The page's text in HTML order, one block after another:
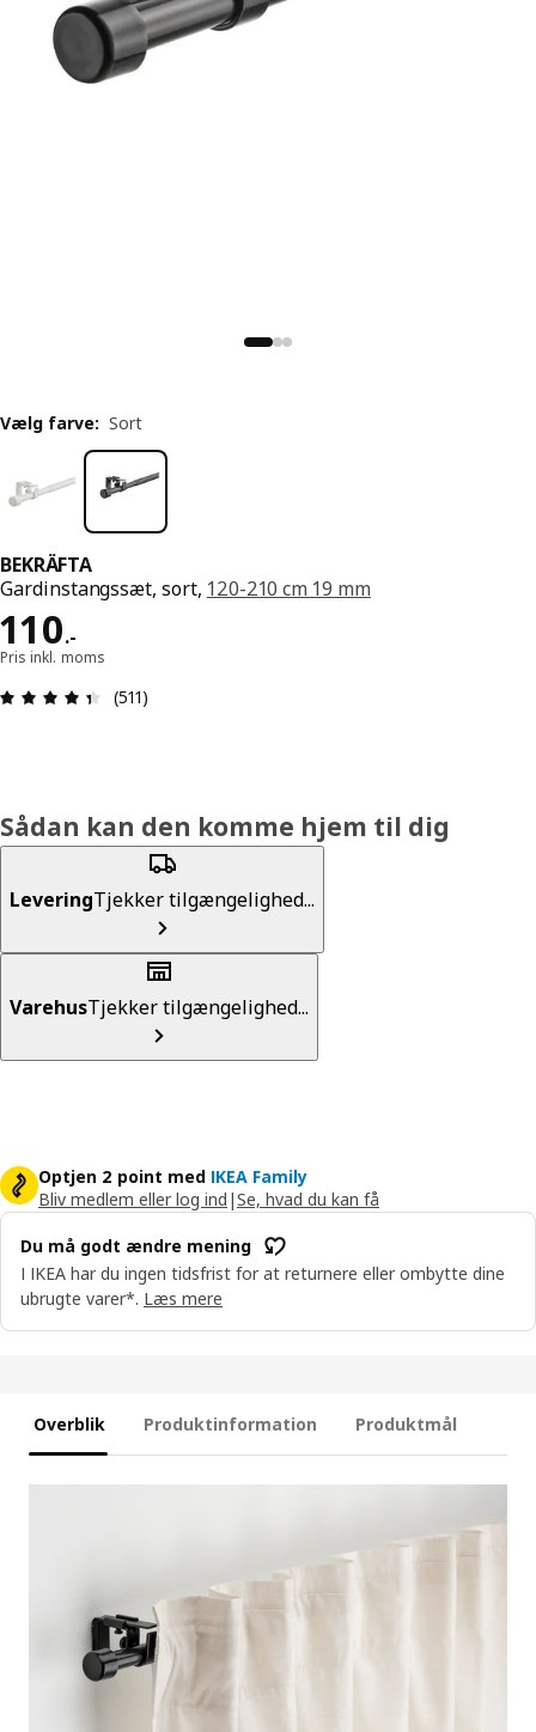
BEKRÄFTA
Gardinstangssæt, sort, 120-210 cm 19 mm
110.-
Pris 110.-
Pris inkl. moms
Anmeldelse: 4.4 Ud af 5 Stjerner. Anmeldelser i
(511)
Vælg farve: Sort
Sådan kan den komme hjem til dig
LeveringTjekker tilgængelighed...
VarehusTjekker tilgængelighed...
Optjen 2 point med IKEA Family
Bliv medlem eller log ind |Se, hvad du kan få
Du må godt ændre mening
I IKEA har du ingen tidsfrist for at returnere eller ombytte dine
ubrugte varer*. Læs mere
Overblik Produktinformation Produktmål